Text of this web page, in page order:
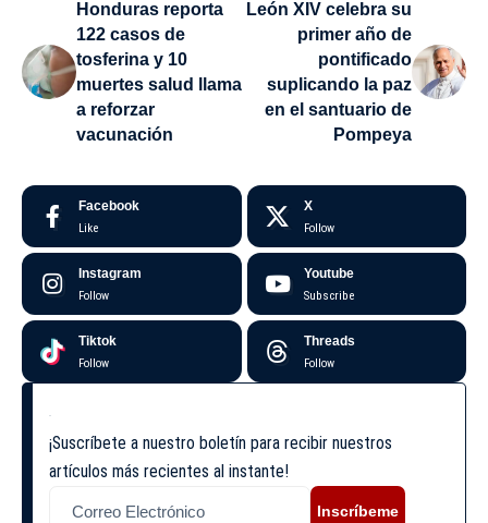
Honduras reporta
122 casos de
tosferina y 10
muertes salud llama
a reforzar
vacunación
León XIV celebra su
primer año de
pontificado
suplicando la paz
en el santuario de
Pompeya
Facebook
Like
X
Follow
Instagram
Follow
Youtube
Subscribe
Tiktok
Follow
Threads
Follow
¡Suscríbete a nuestro boletín para recibir nuestros
artículos más recientes al instante!
Inscríbeme